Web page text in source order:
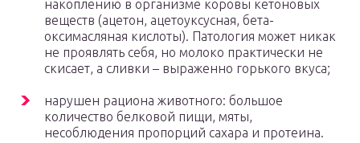
накоплению в организме коровы кетоновых
веществ (ацетон, ацетоуксусная, бета-
оксимасляная кислоты). Патология может никак
не проявлять себя, но молоко практически не
скисает, а сливки – выраженно горького вкуса;
нарушен рациона животного: большое
количество белковой пищи, мяты,
несоблюдения пропорций сахара и протеина.